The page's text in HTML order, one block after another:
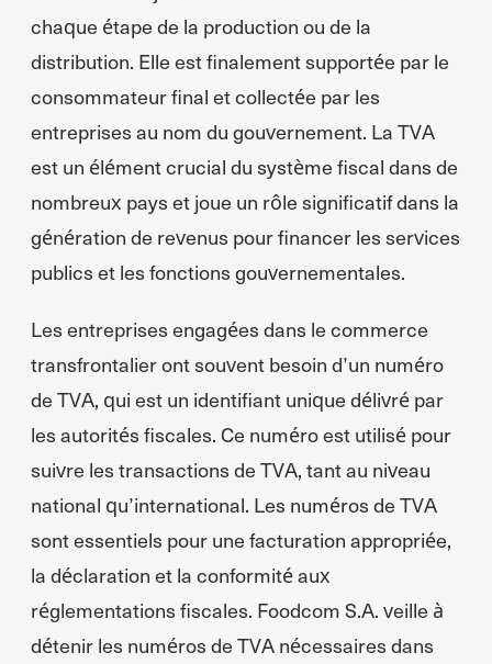
chaque étape de la production ou de la
distribution. Elle est finalement supportée par le
consommateur final et collectée par les
entreprises au nom du gouvernement. La TVA
est un élément crucial du système fiscal dans de
nombreux pays et joue un rôle significatif dans la
génération de revenus pour financer les services
publics et les fonctions gouvernementales.
Les entreprises engagées dans le commerce
transfrontalier ont souvent besoin d’un numéro
de TVA, qui est un identifiant unique délivré par
les autorités fiscales. Ce numéro est utilisé pour
suivre les transactions de TVA, tant au niveau
national qu’international. Les numéros de TVA
sont essentiels pour une facturation appropriée,
la déclaration et la conformité aux
réglementations fiscales. Foodcom S.A. veille à
détenir les numéros de TVA nécessaires dans